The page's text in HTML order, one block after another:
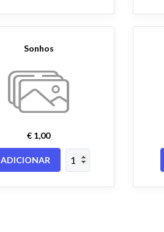
Sonhos
€ 1,00
ADICIONAR